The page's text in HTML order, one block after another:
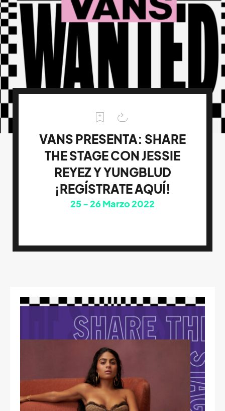
VANS PRESENTA: SHARE
THE STAGE CON JESSIE
REYEZ Y YUNGBLUD
¡REGÍSTRATE AQUÍ!
25 26Marzo 2022